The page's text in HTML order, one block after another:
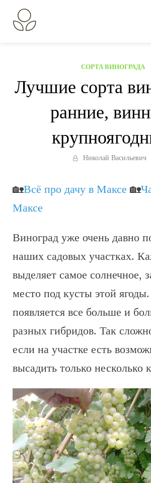
содержанию
СОРТА ВИНОГРАДА
Лучшие сорта
ранние,
Николай Васильевич
🏡Всё про дачу в Максе 🏡
Максе
Виноград уже очень давно
наших садовых участках.
выделяет самое солнечное,
место под кусты этой
появляется все больше и
разных гибридов. Так
если на участке есть
высадить только несколько